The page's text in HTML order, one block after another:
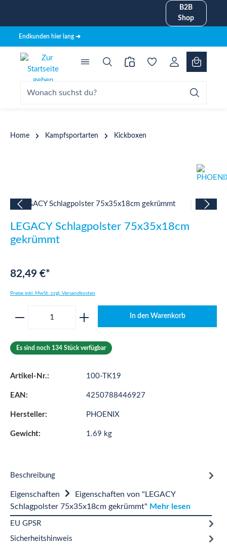
B2B
Shop
Endkunden hier lang ➜
Home Kampfsportarten Kickboxen
Bildergalerie überspringen
LEGACY Schlagpolster 75x35x18cm
gekrümmt
82,49 €*
Preise inkl. MwSt. zzgl. Versandkosten
Produkt Anzahl: Gib den gewünschten
In den Warenkorb
Es sind noch 134 Stück verfügbar
Artikel-Nr.: 100-TK19
EAN: 4250788446927
Hersteller: PHOENIX
Gewicht: 1.69 kg
Beschreibung
Eigenschaften
Eigenschaften von "LEGACY
Schlagpolster 75x35x18cm gekrümmt" Mehr lesen
EU GPSR
Sicherheitshinweis